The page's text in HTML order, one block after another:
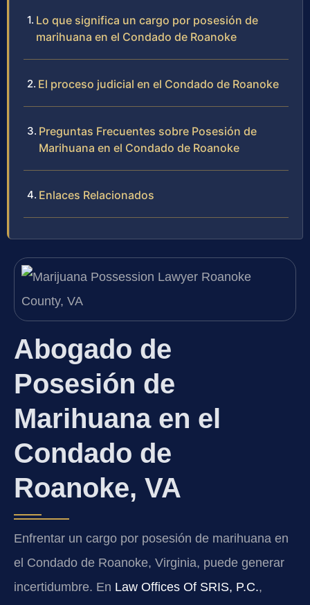
Lo que significa un cargo por posesión de
marihuana en el Condado de Roanoke
El proceso judicial en el Condado de Roanoke
Preguntas Frecuentes sobre Posesión de
Marihuana en el Condado de Roanoke
Enlaces Relacionados
Abogado de
Posesión de
Marihuana en el
Condado de
Roanoke, VA
Enfrentar un cargo por posesión de marihuana en
el Condado de Roanoke, Virginia, puede generar
incertidumbre. En Law Offices Of SRIS, P.C.,